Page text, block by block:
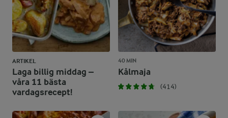
ARTIKEL
Laga billig middag –
våra 11 bästa
vardagsrecept!
40 MIN
Kålmaja
(414)